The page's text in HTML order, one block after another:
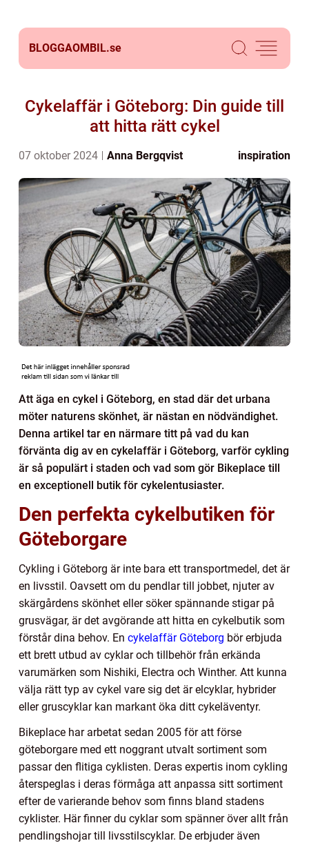
BLOGGAOMBIL.se
Cykelaffär i Göteborg: Din guide till
att hitta rätt cykel
07 oktober 2024 Anna Bergqvist inspiration
Att äga en cykel i Göteborg, en stad där det urbana
möter naturens skönhet, är nästan en nödvändighet.
Denna artikel tar en närmare titt på vad du kan
förvänta dig av en cykelaffär i Göteborg, varför cykling
är så populärt i staden och vad som gör Bikeplace till
en exceptionell butik för cykelentusiaster.
Den perfekta cykelbutiken för
Göteborgare
Cykling i Göteborg är inte bara ett transportmedel, det är
en livsstil. Oavsett om du pendlar till jobbet, njuter av
skärgårdens skönhet eller söker spännande stigar på
grusvägar, är det avgörande att hitta en cykelbutik som
förstår dina behov. En cykelaffär Göteborg bör erbjuda
ett brett utbud av cyklar och tillbehör från erkända
varumärken som Nishiki, Electra och Winther. Att kunna
välja rätt typ av cykel vare sig det är elcyklar, hybrider
eller gruscyklar kan markant öka ditt cykeläventyr.
Bikeplace har arbetat sedan 2005 för att förse
göteborgare med ett noggrant utvalt sortiment som
passar den flitiga cyklisten. Deras expertis inom cykling
återspeglas i deras förmåga att anpassa sitt sortiment
efter de varierande behov som finns bland stadens
cyklister. Här finner du cyklar som spänner över allt från
pendlingshojar till livsstilscyklar. De erbjuder även